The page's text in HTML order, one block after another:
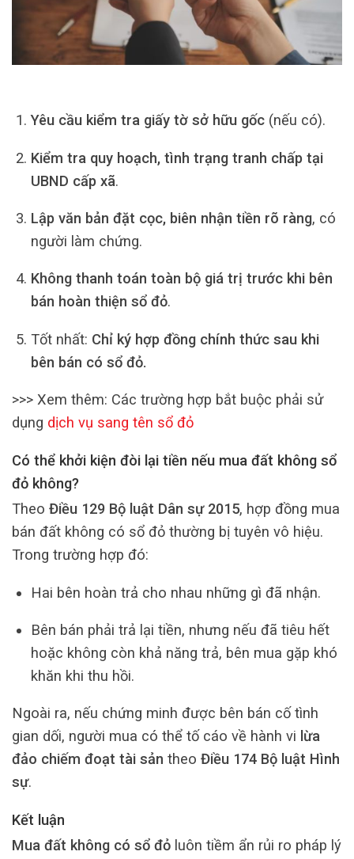
Yêu cầu kiểm tra giấy tờ sở hữu gốc(nếu có).
Kiểm tra quy hoạch, tình trạng tranh chấp tại
UBND cấp xã.
Lập văn bản đặt cọc, biên nhận tiền rõ ràng, có
người làm chứng.
Không thanh toán toàn bộ giá trị trước khi bên
bán hoàn thiện sổ đỏ.
Tốt nhất: Chỉ ký hợp đồng chính thức sau khi
bên bán có sổ đỏ.
>>> Xem thêm: Các trường hợp bắt buộc phải sử
dụng dịch vụ sang tên sổ đỏ
Có thể khởi kiện đòi lại tiền nếu mua đất không sổ
đỏ không?
Theo Điều 129 Bộ luật Dân sự 2015, hợp đồng mua
bán đất không có sổ đỏ thường bị tuyên vô hiệu.
Trong trường hợp đó:
Hai bên hoàn trả cho nhau những gì đã nhận.
Bên bán phải trả lại tiền, nhưng nếu đã tiêu hết
hoặc không còn khả năng trả, bên mua gặp khó
khăn khi thu hồi.
Ngoài ra, nếu chứng minh được bên bán cố tình
gian dối, người mua có thể tố cáo về hành vi lừa
đảo chiếm đoạt tài sản theo Điều 174 Bộ luật Hình
sự.
Kết luận
Mua đất không có sổ đỏ luôn tiềm ẩn rủi ro pháp lý